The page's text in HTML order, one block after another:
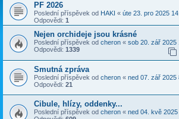
PF 2026
Poslední příspěvek od HAKI « úte 23. pro 2025
Odpovědi: 1
Nejen orchideje jsou krásné
Poslední příspěvek od cheron « sob 20. zář 2025
Odpovědi: 1339
Smutná zpráva
Poslední příspěvek od cheron « ned 07. zář 2025
Odpovědi: 21
Cibule, hlízy, oddenky...
Poslední příspěvek od cheron « ned 04. kvě